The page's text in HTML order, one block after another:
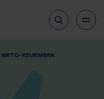
NRTO-KEURMERK